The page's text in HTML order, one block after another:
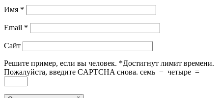
Имя *
Email *
Сайт
Решите пример, если вы человек. *Достигнут лимит времени.
Пожалуйста, введите CAPTCHA снова. семь − четыре =